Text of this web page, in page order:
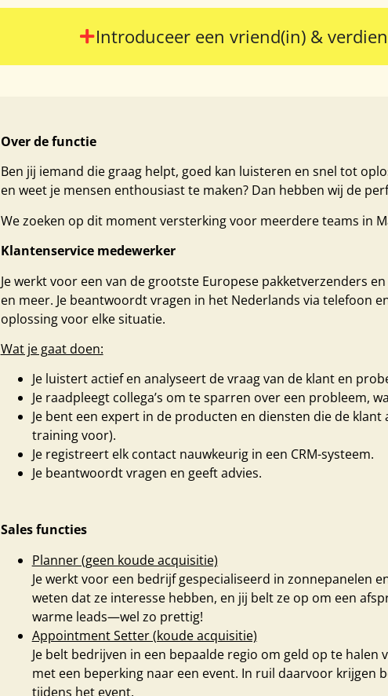
Introduceer een vriend(in) &
Over de functie
Ben jij iemand die graag helpt, goed kan luisteren en snel tot
en weet je mensen enthousiast te maken? Dan hebben wij de
We zoeken op dit moment versterking voor meerdere teams in
Klantenservice medewerker
Je werkt voor een van de grootste Europese pakketverzenders
en meer. Je beantwoordt vragen in het Nederlands via telefoon
oplossing voor elke situatie.
Wat je gaat doen:
Je luistert actief en analyseert de vraag van de klant en
Je raadpleegt collega’s om te sparren over een probleem,
Je bent een expert in de producten en diensten die de
training voor).
Je registreert elk contact nauwkeurig in een CRM-systeem.
Je beantwoordt vragen en geeft advies.
Sales functies
Planner (geen koude acquisitie)
Je werkt voor een bedrijf gespecialiseerd in zonnepanelen
weten dat ze interesse hebben, en jij belt ze op om een
warme leads—wel zo prettig!
Appointment Setter (koude acquisitie)
Je belt bedrijven in een bepaalde regio om geld op te
met een beperking naar een event. In ruil daarvoor
tijdens het event.